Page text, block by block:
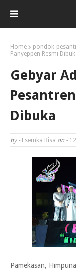
Home pondok-
Panyeppen Resmi
Gebyar
Dibuka
by - Esemka Bisa on -
Pamekasan,